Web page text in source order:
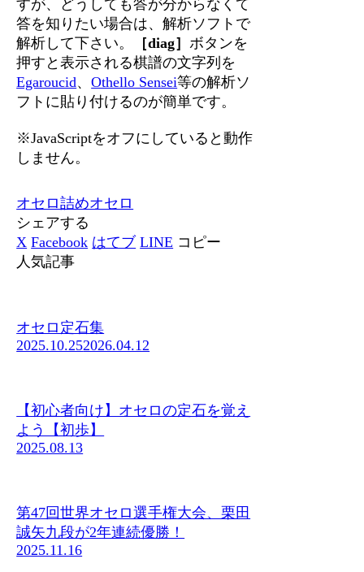
すが、どうしても答が分からなくて
答を知りたい場合は、解析ソフトで
解析して下さい。
［diag］ ボタンを
押すと表示される棋譜の文字列を
Egaroucid、Othello Sensei等の解析ソ
フトに貼り付けるのが簡単です。
※JavaScriptをオフにしていると動作
しません。
オセロ詰めオセロ
シェアする
X Facebook はてブ LINE コピー
人気記事
オセロ定石集
2025.10.252026.04.12
【初心者向け】オセロの定石を覚え
よう【初歩】
2025.08.13
第47回世界オセロ選手権大会、栗田
誠矢九段が2年連続優勝！
2025.11.16